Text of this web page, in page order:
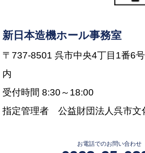
新日本造機ホール事務室
〒737-8501 呉市中央4丁目1番6
内
受付時間 8:30～18:00
指定管理者 公益財団法人呉市文
お電話でのお問い合わせ